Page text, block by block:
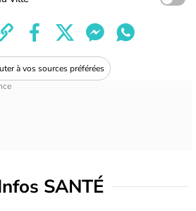
à vos sources préférées
Infos SANTÉ